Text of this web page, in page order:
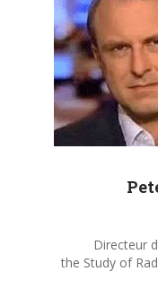
Directeur
the Study of